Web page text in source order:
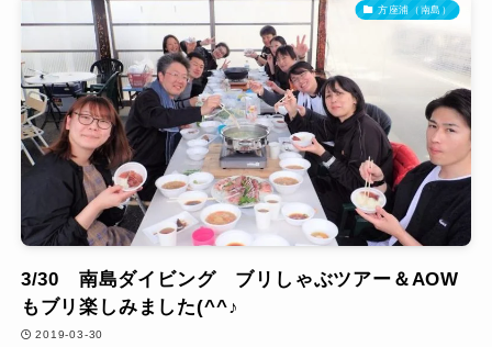
方座浦（南島）
3/30 南島ダイビング ブリしゃぶツアー＆AOW
もブリ楽しみました(^^♪
2019-03-30